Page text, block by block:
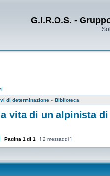
G.I.R.O.S. -
di determinazione » Biblioteca
vita di un alpinista
Pagina 1 di 1 [ 2 messaggi ]